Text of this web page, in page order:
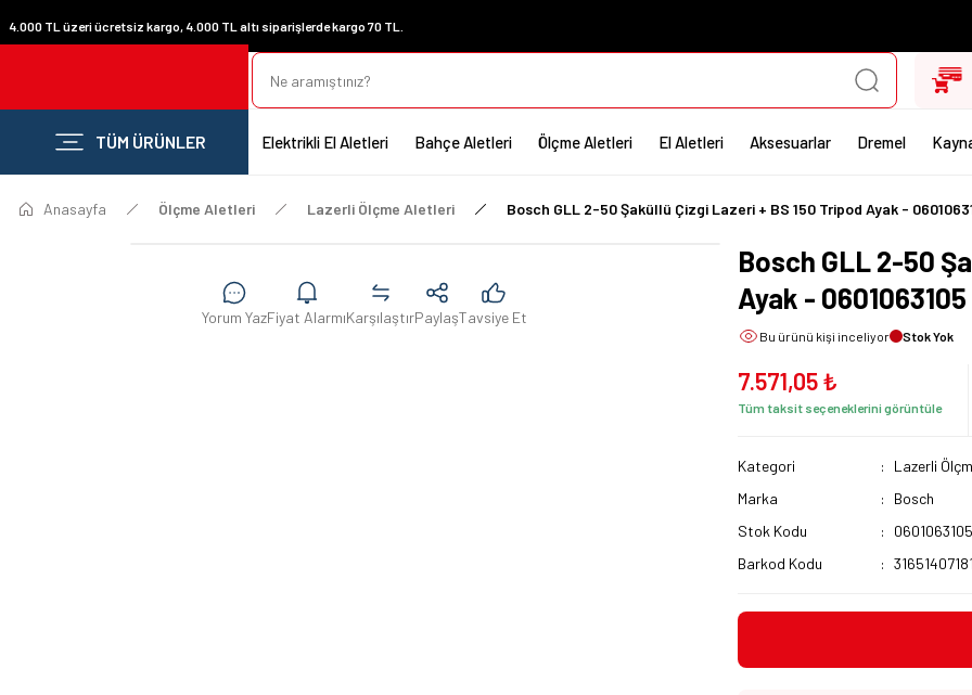
4.000 TL üzeri ücretsiz kargo, 4.000 TL altı siparişlerde kargo 70 TL.
TÜM ÜRÜNLER Elektrikli El Aletleri Bahçe Aletleri Ölçme Aletleri El Aletleri Aksesuarlar Dremel
Anasayfa Ölçme Aletleri Lazerli Ölçme Aletleri Bosch GLL 2-50 Şaküllü Çizgi Lazeri + BS 150 Tripod Ayak -
Yorum YazFiyat AlarmıKarşılaştırPaylaşTavsiye Et
Bosch GLL 2-50
Ayak - 0601063105
Bu ürünü kişi inceliyor Stok Yok
7.571,05 ₺
Tüm taksit seçeneklerini görüntüle
Kategori
Lazerli
Marka
Bosch
Stok Kodu
0601063105
Barkod Kodu